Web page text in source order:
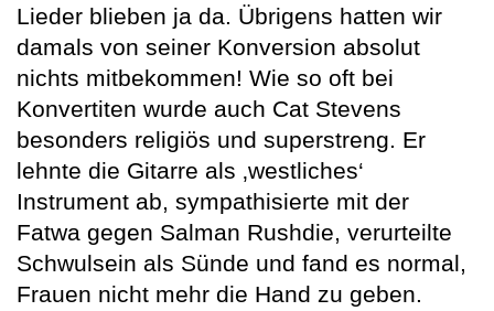
Lieder blieben ja da. Übrigens hatten wir
damals von seiner Konversion absolut
nichts mitbekommen! Wie so oft bei
Konvertiten wurde auch Cat Stevens
besonders religiös und superstreng. Er
lehnte die Gitarre als ‚westliches‘
Instrument ab, sympathisierte mit der
Fatwa gegen Salman Rushdie, verurteilte
Schwulsein als Sünde und fand es normal,
Frauen nicht mehr die Hand zu geben.